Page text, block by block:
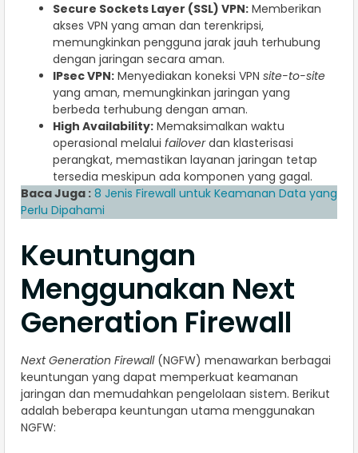
Secure Sockets Layer (SSL) VPN: Memberikan
akses VPN yang aman dan terenkripsi,
memungkinkan pengguna jarak jauh terhubung
dengan jaringan secara aman.
IPsec VPN: Menyediakan koneksi VPN site-to-site
yang aman, memungkinkan jaringan yang
berbeda terhubung dengan aman.
High Availability: Memaksimalkan waktu
operasional melalui failoverdan klasterisasi
perangkat, memastikan layanan jaringan tetap
tersedia meskipun ada komponen yang gagal.
Baca Juga : 8 Jenis Firewall untuk Keamanan Data yang
Perlu Dipahami
Keuntungan
Menggunakan Next
Generation Firewall
Next Generation Firewall(NGFW) menawarkan berbagai
keuntungan yang dapat memperkuat keamanan
jaringan dan memudahkan pengelolaan sistem. Berikut
adalah beberapa keuntungan utama menggunakan
NGFW: